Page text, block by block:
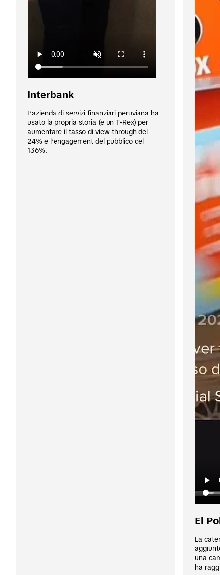
Interbank
L’azienda di servizi finanziari peruviana ha
usato la propria storia (e un T-Rex) per
aumentare il tasso di view-through del
24% e l’engagement del pubblico del
136%.
El
La
una
ha